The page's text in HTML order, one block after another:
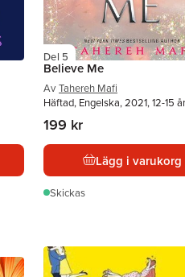
Del 5
Believe Me
Av Tahereh Mafi
Häftad, Engelska, 2021, 12-15 år
199 kr
Lägg i varukorg
Skickas